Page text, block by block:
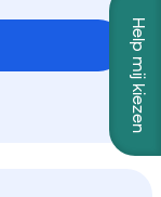
Help mij kiezen